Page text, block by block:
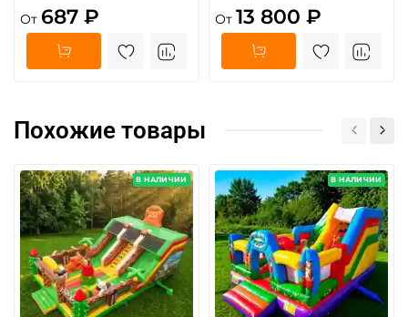
От 687 ₽
От 13 800 ₽
Похожие товары
В НАЛИЧИИ В НАЛИЧИИ